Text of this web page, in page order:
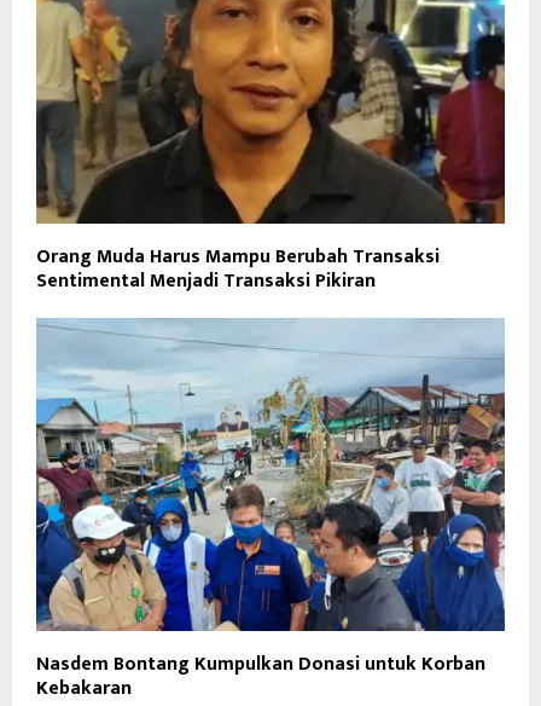
Orang Muda Harus Mampu Berubah Transaksi
Sentimental Menjadi Transaksi Pikiran
Nasdem Bontang Kumpulkan Donasi untuk Korban
Kebakaran